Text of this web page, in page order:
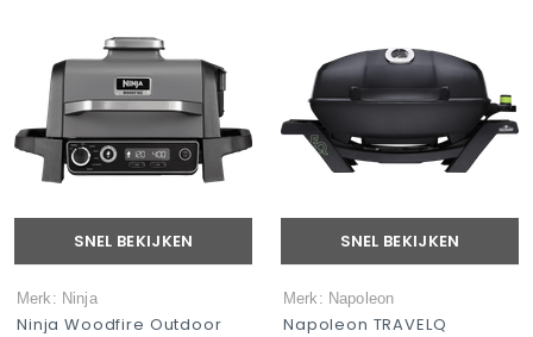
SNEL BEKIJKEN
Merk: Ninja
Ninja Woodfire Outdoor
SNEL BEKIJKEN
Merk: Napoleon
Napoleon TRAVELQ